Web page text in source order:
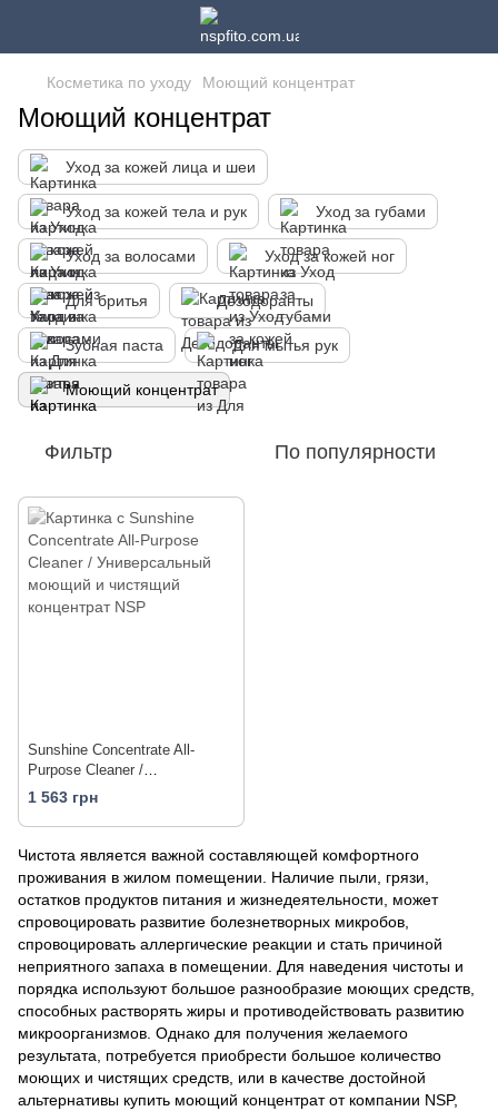
Косметика по уходу Моющий концентрат
Моющий концентрат
Уход за кожей лица и шеи
Уход за кожей тела и рук Уход за губами
Уход за волосами Уход за кожей ног
Для бритья Дезодоранты
Зубная паста Для мытья рук
Моющий концентрат
Фильтр По популярности
Sunshine Concentrate All-
Purpose Cleaner /
Универсальный моющий и
чистящий концентрат
1 563 грн
Чистота является важной составляющей комфортного
проживания в жилом помещении. Наличие пыли, грязи,
остатков продуктов питания и жизнедеятельности, может
спровоцировать развитие болезнетворных микробов,
спровоцировать аллергические реакции и стать причиной
неприятного запаха в помещении. Для наведения чистоты и
порядка используют большое разнообразие моющих средств,
способных растворять жиры и противодействовать развитию
микроорганизмов. Однако для получения желаемого
результата, потребуется приобрести большое количество
моющих и чистящих средств, или в качестве достойной
альтернативы купить моющий концентрат от компании NSP,